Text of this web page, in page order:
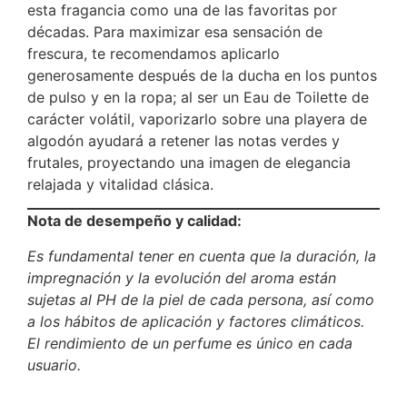
esta fragancia como una de las favoritas por
décadas. Para maximizar esa sensación de
frescura, te recomendamos aplicarlo
generosamente después de la ducha en los puntos
de pulso y en la ropa; al ser un Eau de Toilette de
carácter volátil, vaporizarlo sobre una playera de
algodón ayudará a retener las notas verdes y
frutales, proyectando una imagen de elegancia
relajada y vitalidad clásica.
Nota de desempeño y calidad:
Es fundamental tener en cuenta que la duración, la
impregnación y la evolución del aroma están
sujetas al PH de la piel de cada persona, así como
a los hábitos de aplicación y factores climáticos.
El rendimiento de un perfume es único en cada
usuario.